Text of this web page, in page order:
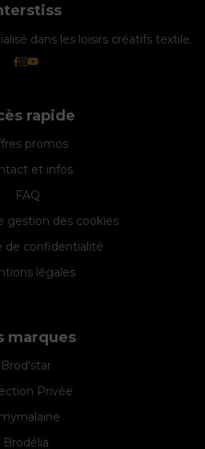
dans les loisirs créatifs textile.
rapide
promos
et infos
FAQ
gestion des cookies
de confidentialité
légales
marques
Brod'star
Privée
Brodélia